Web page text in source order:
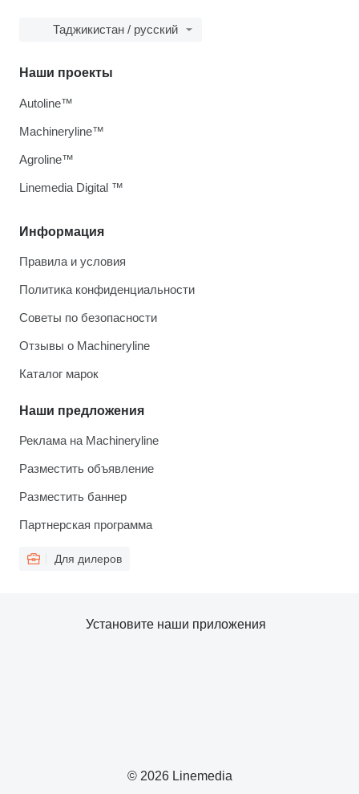
Таджикистан / русский
Информация
Правила и условия
Политика конфиденциальности
Советы по безопасности
Отзывы о Machineryline
Каталог марок
Наши предложения
Реклама на Machineryline
Разместить объявление
Разместить баннер
Партнерская программа
Для дилеров
Наши проекты
Autoline™
Machineryline™
Agroline™
Linemedia Digital ™
© 2026 Linemedia
Установите наши приложения